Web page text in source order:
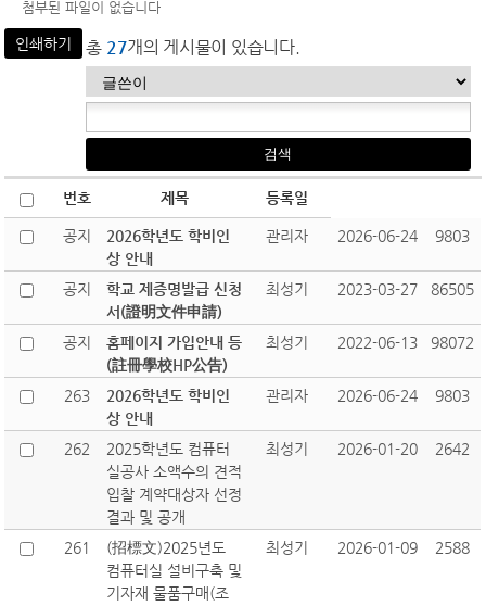
첨부된 파일이 없습니다
인쇄하기 총 27개의 게시물이 있습니다.
번호 제목 등록일
공지
2026학년도 학비인
상 안내
관리자 2026-06-24 9803
공지
학교 제증명발급 신청
서(證明文件申請)
최성기 2023-03-27 86505
공지
홈페이지 가입안내 등
(註冊學校HP公告)
최성기 2022-06-13 98072
263
2026학년도 학비인
상 안내
관리자 2026-06-24 9803
262
2025학년도 컴퓨터
실공사 소액수의 견적
입찰 계약대상자 선정
결과 및 공개
최성기 2026-01-20 2642
261
(招標文)2025년도
컴퓨터실 설비구축 및
기자재 물품구매(조
최성기 2026-01-09 2588